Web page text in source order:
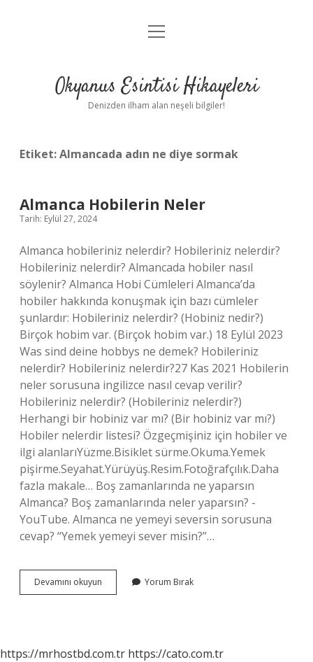
Anasayfa
Yasal Uyarı
menüyü
Okyanus Esintisi Hikayeleri
Denizden ilham alan neşeli bilgiler!
Etiket:Almancada adın ne diye sormak
Almanca Hobilerin Neler
Tarih: Eylül 27, 2024
Almanca hobileriniz nelerdir? Hobileriniz nelerdir?
Hobileriniz nelerdir? Almancada hobiler nasıl
söylenir? Almanca Hobi Cümleleri Almanca’da
hobiler hakkında konuşmak için bazı cümleler
şunlardır: Hobileriniz nelerdir? (Hobiniz nedir?)
Birçok hobim var. (Birçok hobim var.) 18 Eylül 2023
Was sind deine hobbys ne demek? Hobileriniz
nelerdir? Hobileriniz nelerdir?27 Kas 2021 Hobilerin
neler sorusuna ingilizce nasıl cevap verilir?
Hobileriniz nelerdir? (Hobileriniz nelerdir?)
Herhangi bir hobiniz var mı? (Bir hobiniz var mı?)
Hobiler nelerdir listesi? Özgeçmişiniz için hobiler ve
ilgi alanlarıYüzme.Bisiklet sürme.Okuma.Yemek
pişirme.Seyahat.Yürüyüş.Resim.Fotoğrafçılık.Daha
fazla makale… Boş zamanlarında ne yaparsın
Almanca? Boş zamanlarında neler yaparsın? -
YouTube. Almanca ne yemeyi seversin sorusuna
cevap? “Yemek yemeyi sever misin?”…
Devamını okuyun Almanca
Hobilerin
Yorum Bırak
https://mrhostbd.com.tr https://cato.com.tr